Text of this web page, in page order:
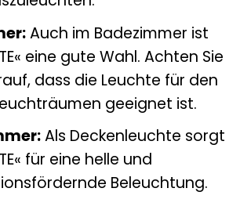
Auch im Badezimmer ist
eine gute Wahl. Achten Sie
dass die Leuchte für den
geeignet ist.
Als Deckenleuchte sorgt
für eine helle und
Beleuchtung.